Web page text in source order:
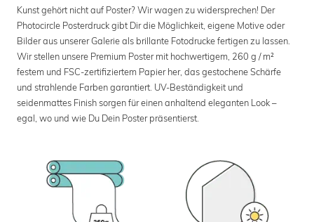
Kunst gehört nicht auf Poster? Wir wagen zu widersprechen! Der
Photocircle Posterdruck gibt Dir die Möglichkeit, eigene Motive oder
Bilder aus unserer Galerie als brillante Fotodrucke fertigen zu lassen.
Wir stellen unsere Premium Poster mit hochwertigem, 260 g / m²
festem und FSC-zertifiziertem Papier her, das gestochene Schärfe
und strahlende Farben garantiert. UV-Beständigkeit und
seidenmattes Finish sorgen für einen anhaltend eleganten Look –
egal, wo und wie Du Dein Poster präsentierst.